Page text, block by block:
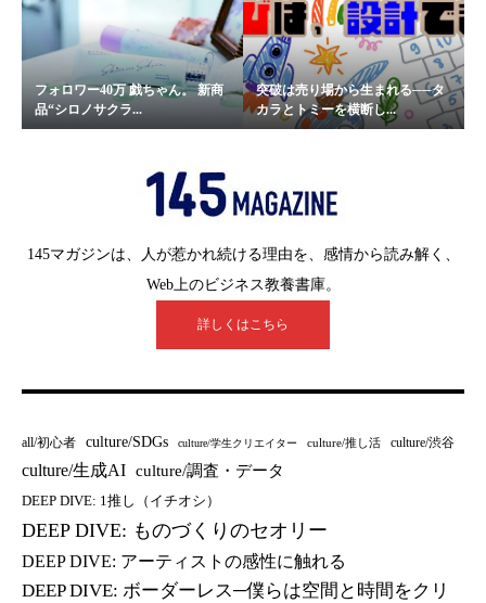
フォロワー40万 戯ちゃん。 新商
品“シロノサクラ...
突破は売り場から生まれる──タ
カラとトミーを横断し...
145マガジンは、人が惹かれ続ける理由を、感情から読み解く、
Web上のビジネス教養書庫。
詳しくはこちら
all/初心者 culture/SDGs culture/学生クリエイター culture/推し活 culture/渋谷
culture/生成AI culture/調査・データ
DEEP DIVE: 1推し（イチオシ）
DEEP DIVE: ものづくりのセオリー
DEEP DIVE: アーティストの感性に触れる
DEEP DIVE: ボーダーレス─僕らは空間と時間をクリ